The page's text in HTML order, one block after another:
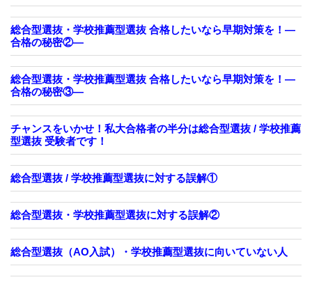
総合型選抜・学校推薦型選抜 合格したいなら早期対策を！—
合格の秘密②—
総合型選抜・学校推薦型選抜 合格したいなら早期対策を！—
合格の秘密③—
チャンスをいかせ！私大合格者の半分は総合型選抜 / 学校推薦
型選抜 受験者です！
総合型選抜 / 学校推薦型選抜に対する誤解①
総合型選抜・学校推薦型選抜に対する誤解②
総合型選抜（AO入試）・学校推薦型選抜に向いていない人